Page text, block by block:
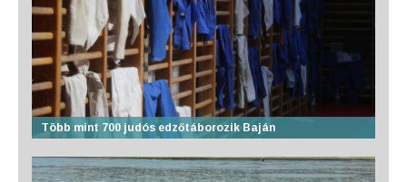
Több mint 700 judós edzőtáborozik Baján